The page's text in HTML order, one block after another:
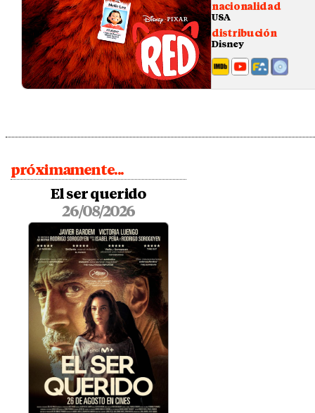
nacionalidad
USA
distribución
Disney
próximamente...
El ser querido
26/08/2026